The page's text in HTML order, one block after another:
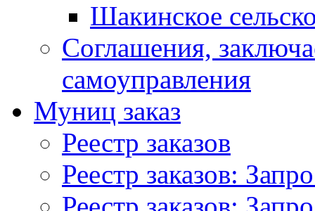
Шакинское
Соглашения,
самоуправления
Муниц заказ
Реестр заказов
Реестр заказов: